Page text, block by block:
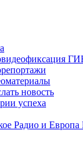
новость
успеха
Радио и